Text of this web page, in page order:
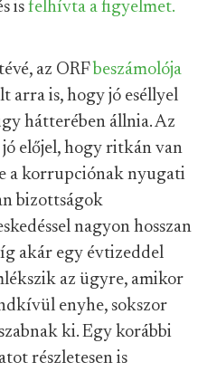
is felhívta a figyelmet.
az ORFbeszámolója
arra is, hogy jó eséllyel
hátterében állnia. Az
előjel, hogy ritkán van
a korrupciónak nyugati
bizottságok
nagyon hosszan
akár egy évtizeddel
az ügyre, amikor
enyhe, sokszor
ki. Egy korábbi
részletesen is